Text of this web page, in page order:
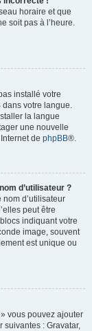
horaire et que
soit pas à l’heure.
installé votre
dans votre langue.
la langue
une nouvelle
de phpBB®.
d’utilisateur ?
nom d’utilisateur
peut être
indiquant votre
image, souvent
est unique ou
vous pouvez ajouter
suivantes : Gravatar,